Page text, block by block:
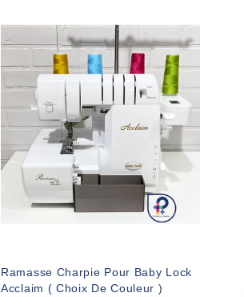
Ramasse Charpie Pour Baby Lock
Acclaim ( Choix De Couleur )